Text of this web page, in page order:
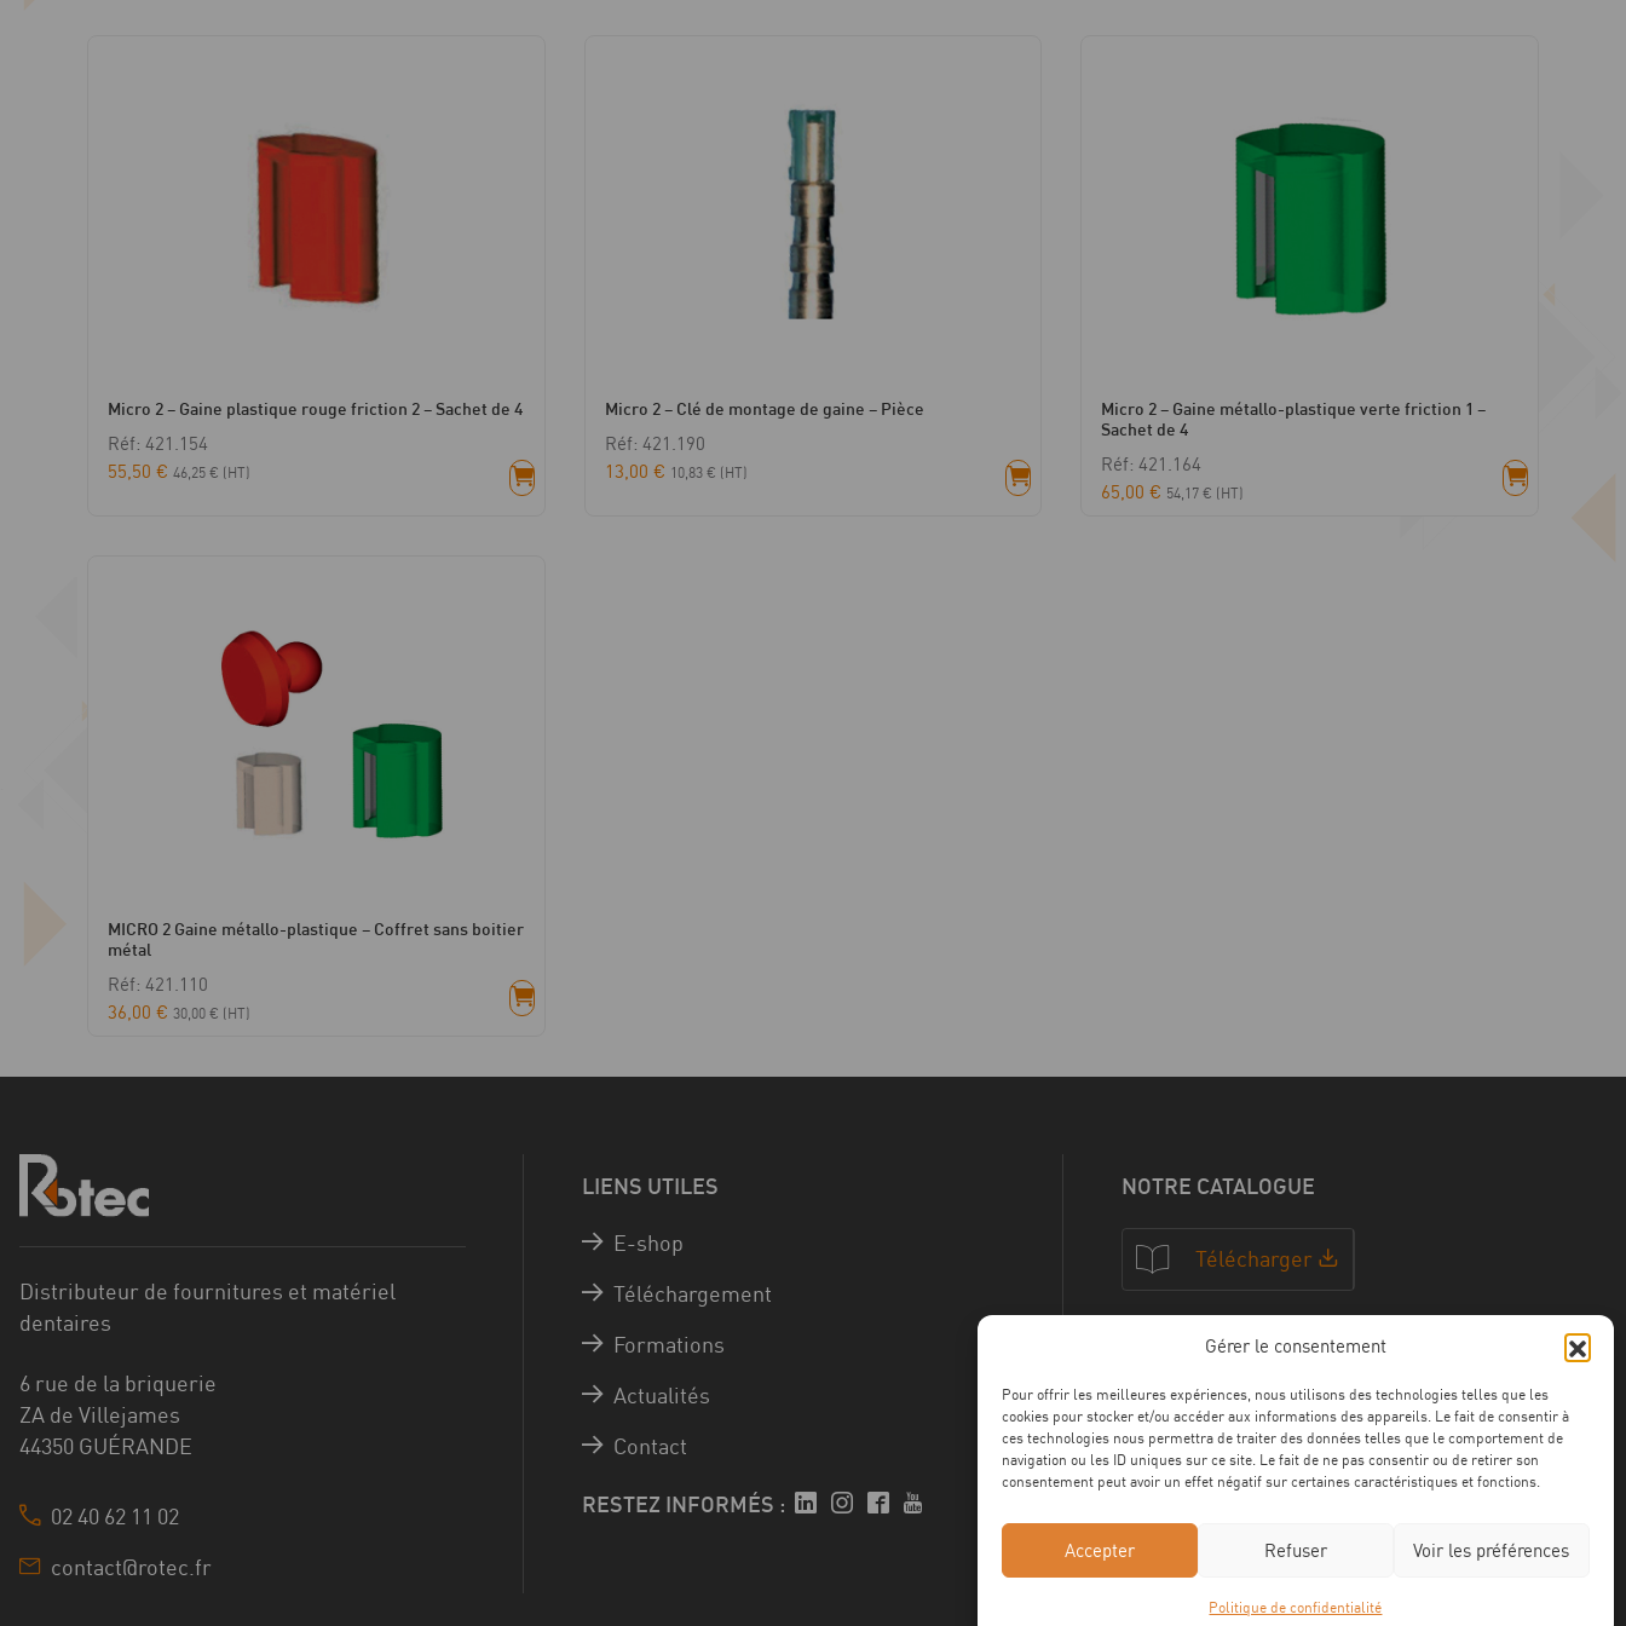
Gérer le consentement
Pour offrir les meilleures expériences, nous utilisons des technologies telles que les
cookies pour stocker et/ou accéder aux informations des appareils. Le fait de consentir à
ces technologies nous permettra de traiter des données telles que le comportement de
navigation ou les ID uniques sur ce site. Le fait de ne pas consentir ou de retirer son
consentement peut avoir un effet négatif sur certaines caractéristiques et fonctions.
Accepter Refuser Voir les préférences
Politique de confidentialité
Micro 2 – Gaine plastique rouge friction 2 – Sachet de 4
Réf: 421.154
55,50 € 46,25 € (HT)
Micro 2 – Clé de montage de gaine – Pièce
Réf: 421.190
13,00 € 10,83 € (HT)
Micro 2 – Gaine métallo-plastique verte friction 1 –
Sachet de 4
Réf: 421.164
65,00€ 54,17€ (HT)
MICRO 2 Gaine métallo-plastique – Coffret sans boitier
métal
Réf: 421.110
36,00 € 30,00 € (HT)
Distributeur de fournitures et matériel
dentaires
6 rue de la briquerie
ZA de Villejames
44350 GUÉRANDE
02 40 62 11 02
contact@rotec.fr
LIENS UTILES
E-shop
Téléchargement
Formations
Actualités
Contact
RESTEZ INFORMÉS :
NOTRE CATALOGUE
Télécharger
NOS CERTFICATIONS